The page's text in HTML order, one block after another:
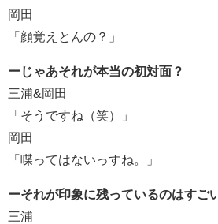
岡田
「顔覚えとんの？」
ーじゃあそれが本当の初対面？
三浦&岡田
「そうですね（笑）」
岡田
「喋ってはないっすね。」
ーそれが印象に残っているのはすご
三浦